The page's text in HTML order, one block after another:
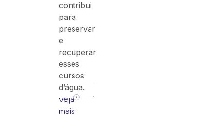
contribui
para
preservar
e
recuperar
esses
cursos
d’água.
veja
mais